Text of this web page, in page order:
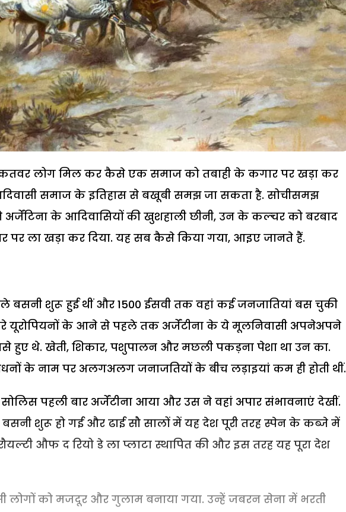
लोग मिल कर कैसे एक समाज को तबाही के कगार पर खड़ा कर
समाज के इतिहास से बखूबी समझ जा सकता है. सोचीसमझ
के आदिवासियों की खुशहाली छीनी, उन के कल्चर को बरबाद
पर ला खड़ा कर दिया. यह सब कैसे किया गया, आइए जानते हैं.
बसनी शुरू हुई थीं और 1500 ईसवी तक वहां कई जनजातियां बस चुकी
यूरोपियनों के आने से पहले तक अर्जेंटीना के ये मूलनिवासी अपनेअपने
हुए थे. खेती, शिकार, पशुपालन और मछली पकड़ना पेशा था उन का.
के नाम पर अलगअलग जनाजतियों के बीच लड़ाइयां कम ही होती थीं.
पहली बार अर्जेंटीना आया और उस ने वहां अपार संभावनाएं देखीं.
बसनी शुरू हो गई और ढाई सौ सालों में यह देश पूरी तरह स्पेन के कब्जे में
औफ द रियो डे ला प्लाटा स्थापित की और इस तरह यह पूरा देश
लोगों को मजदूर और गुलाम बनाया गया. उन्हें जबरन सेना में भरती